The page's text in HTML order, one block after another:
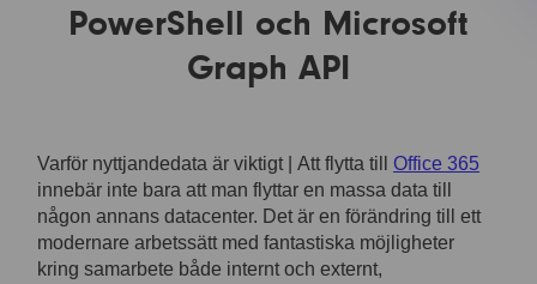
PowerShell och Microsoft
Graph API
Varför nyttjandedata är viktigt | Att flytta tillOffice 365
innebär inte bara att man flyttar en massa data till
någon annans datacenter. Det är en förändring till ett
modernare arbetssätt med fantastiska möjligheter
kring samarbete både internt och externt,